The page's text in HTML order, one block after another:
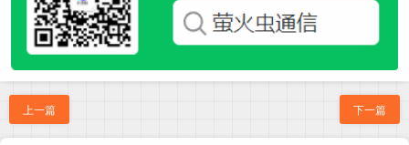
上一篇 下一篇